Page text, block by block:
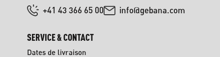
+41 43 366 65 00
info@gebana.com
SERVICE & CONTACT
Dates de livraison